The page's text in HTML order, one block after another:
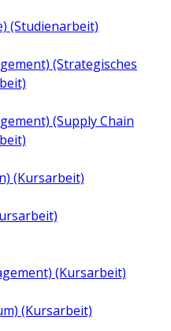
(Studienarbeit)
(Strategisches
(Supply Chain
(Kursarbeit)
(Kursarbeit)
(Kursarbeit)